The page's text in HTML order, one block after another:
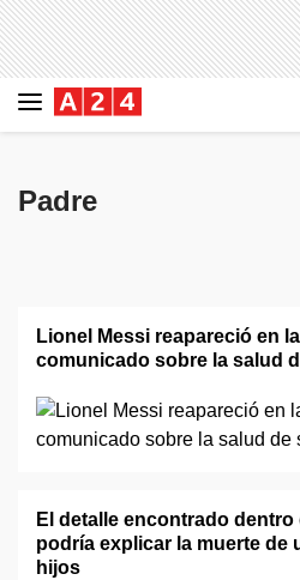
Padre
Lionel Messi reapareció en
comunicado sobre la salud
El detalle encontrado dentro
podría explicar la muerte de
hijos